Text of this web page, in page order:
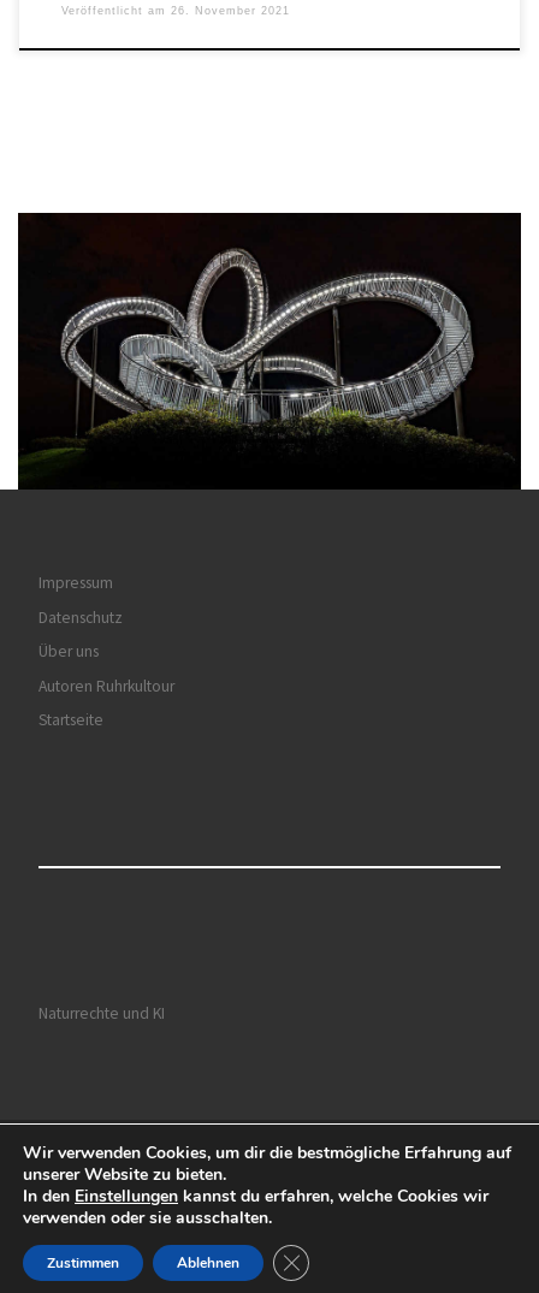
Veröffentlicht am 26. November 2021
Impressum
Datenschutz
Über uns
Autoren Ruhrkultour
Startseite
Naturrechte und KI
© 2026Ruhrkultour– Alle Rechte vorbehalten
Präsentiert von WP– Entworfen mit demCustomizr-Theme
Wir verwenden Cookies, um dir die bestmögliche Erfahrung auf
unserer Website zu bieten.
In den Einstellungen kannst du erfahren, welche Cookies wir
verwenden oder sie ausschalten.
Zustimmen Ablehnen GDPR Cookie-Banner schließen